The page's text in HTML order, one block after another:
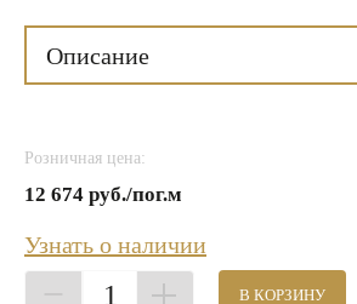
Описание
Розничная цена:
12 674 руб./пог.м
Узнать о наличии
1 В КОРЗИНУ